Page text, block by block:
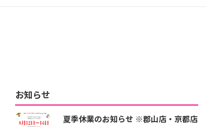
お知らせ
夏季休業のお知らせ ※郡山店・京都店